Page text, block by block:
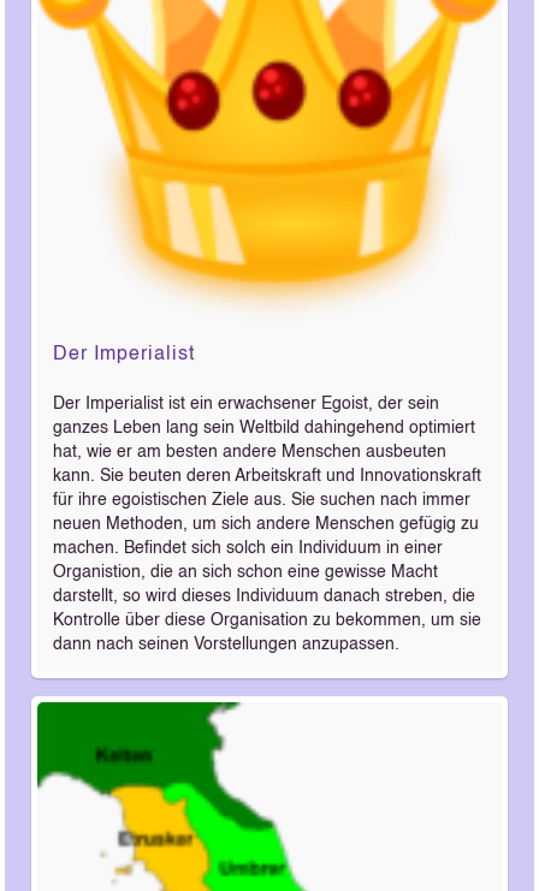
Der Imperialist
Der Imperialist ist ein erwachsener Egoist, der sein
ganzes Leben lang sein Weltbild dahingehend optimiert
hat, wie er am besten andere Menschen ausbeuten
kann. Sie beuten deren Arbeitskraft und Innovationskraft
für ihre egoistischen Ziele aus. Sie suchen nach immer
neuen Methoden, um sich andere Menschen gefügig zu
machen. Befindet sich solch ein Individuum in einer
Organistion, die an sich schon eine gewisse Macht
darstellt, so wird dieses Individuum danach streben, die
Kontrolle über diese Organisation zu bekommen, um sie
dann nach seinen Vorstellungen anzupassen.